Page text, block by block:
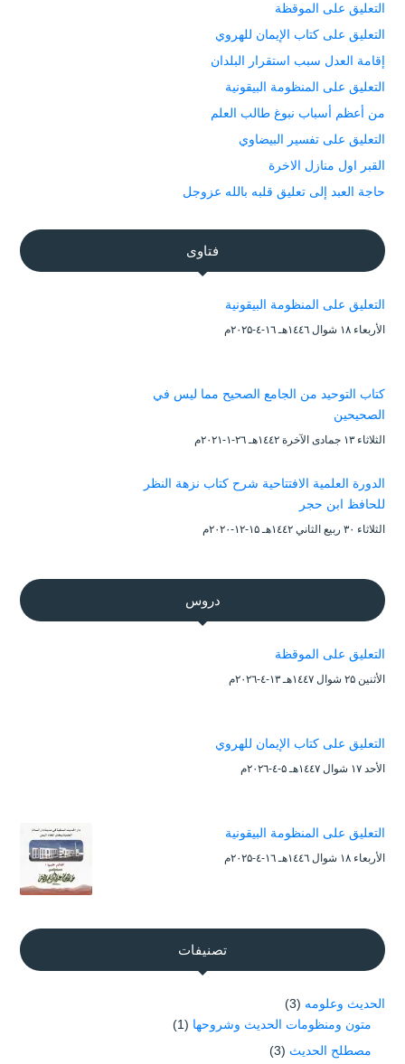
التعليق على الموقظة
التعليق على كتاب الإيمان للهروي
إقامة العدل سبب استقرار البلدان
التعليق على المنظومة البيقونية
من أعظم أسباب نبوغ طالب العلم
التعليق على تفسير البيضاوي
القبر اول منازل الاخرة
حاجة العبد إلى تعليق قلبه بالله عزوجل
فتاوى
التعليق على المنظومة البيقونية
الأربعاء ۱۸ شوال ۱٤٤٦هـ ۱٦-٤-۲۰۲۵م
كتاب التوحيد من الجامع الصحيح مما ليس في
الصحيحين
الثلاثاء ۱۳ جمادى الآخرة ۱٤٤۲هـ ۲٦-۱-۲۰۲۱م
الدورة العلمية الافتتاحية شرح كتاب نزهة النظر
للحافظ ابن حجر
الثلاثاء ۳۰ ربيع الثاني ۱٤٤۲هـ ۱۵-۱۲-۲۰۲۰م
دروس
التعليق على الموقظة
الأثنين ۲۵ شوال ۱٤٤۷هـ ۱۳-٤-۲۰۲٦م
التعليق على كتاب الإيمان للهروي
الأحد ۱۷ شوال ۱٤٤۷هـ ۵-٤-۲۰۲٦م
التعليق على المنظومة البيقونية
الأربعاء ۱۸ شوال ۱٤٤٦هـ ۱٦-٤-۲۰۲۵م
تصنيفات
الحديث وعلومه (3)
متون ومنظومات الحديث وشروحها (1)
مصطلح الحديث (3)